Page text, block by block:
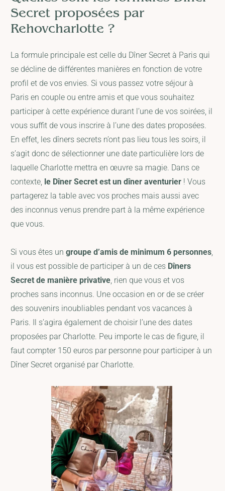
Secret proposées par
Rehovcharlotte ?
La formule principale est celle du Dîner Secret à Paris qui
se décline de différentes manières en fonction de votre
profil et de vos envies. Si vous passez votre séjour à
Paris en couple ou entre amis et que vous souhaitez
participer à cette expérience durant l’une de vos soirées, il
vous suffit de vous inscrire à l’une des dates proposées.
En effet, les dîners secrets n’ont pas lieu tous les soirs, il
s’agit donc de sélectionner une date particulière lors de
laquelle Charlotte mettra en œuvre sa magie. Dans ce
contexte, le Dîner Secret est un dîner aventurier ! Vous
partagerez la table avec vos proches mais aussi avec
des inconnus venus prendre part à la même expérience
que vous.
Si vous êtes ungroupe d’amis de minimum 6 personnes,
il vous est possible de participer à un de ces Dîners
Secret de manière privative, rien que vous et vos
proches sans inconnus. Une occasion en or de se créer
des souvenirs inoubliables pendant vos vacances à
Paris. Il s’agira également de choisir l’une des dates
proposées par Charlotte. Peu importe le cas de figure, il
faut compter 150 euros par personne pour participer à un
Dîner Secret organisé par Charlotte.